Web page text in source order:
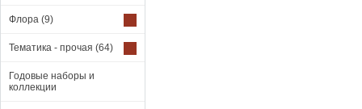
Флора (9)
Тематика - прочая (64)
Годовые наборы и
коллекции